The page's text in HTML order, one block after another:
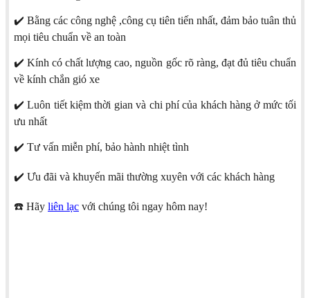
✔️ Bằng các công nghệ ,công cụ tiên tiến nhất, đảm bảo tuân thủ
mọi tiêu chuẩn về an toàn
✔️ Kính có chất lượng cao, nguồn gốc rõ ràng, đạt đủ tiêu chuẩn
về kính chắn gió xe
✔️ Luôn tiết kiệm thời gian và chi phí của khách hàng ở mức tối
ưu nhất
✔️ Tư vấn miễn phí, bảo hành nhiệt tình
✔️ Ưu đãi và khuyến mãi thường xuyên với các khách hàng
☎️ Hãy liên lạc với chúng tôi ngay hôm nay!